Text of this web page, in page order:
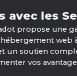
avec les
propose une
web
un soutien
vos